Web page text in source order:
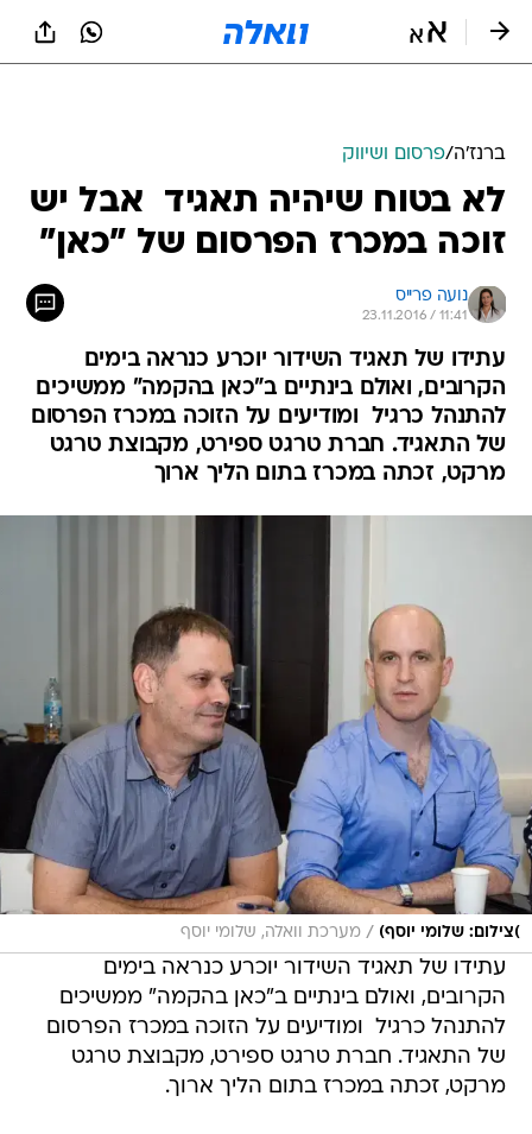
ברנז'ה/פרסום ושיווק
לא בטוח שיהיה תאגיד  אבל יש
זוכה במכרז הפרסום של "כאן"
נועה פרייס
23.11.2016 / 11:41
עתידו של תאגיד השידור יוכרע כנראה בימים
הקרובים, ואולם בינתיים ב"כאן בהקמה" ממשיכים
להתנהל כרגיל  ומודיעים על הזוכה במכרז הפרסום
של התאגיד. חברת טרגט ספירט, מקבוצת טרגט
מרקט, זכתה במכרז בתום הליך ארוך
)צילום: שלומי יוסף) / מערכת וואלה, שלומי יוסף
עתידו של תאגיד השידור יוכרע כנראה בימים
הקרובים, ואולם בינתיים ב"כאן בהקמה" ממשיכים
להתנהל כרגיל  ומודיעים על הזוכה במכרז הפרסום
של התאגיד. חברת טרגט ספירט, מקבוצת טרגט
מרקט, זכתה במכרז בתום הליך ארוך.